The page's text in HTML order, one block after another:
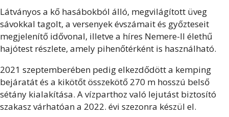
Látványos a kő hasábokból álló, megvilágított üveg
sávokkal tagolt, a versenyek évszámait és győzteseit
megjelenítő idővonal, illetve a híres Nemere-II élethű
hajótest részlete, amely pihenőtérként is használható.
2021 szeptemberében pedig elkezdődött a kemping
bejáratát és a kikötőt összekötő 270 m hosszú belső
sétány kialakítása. A vízparthoz való lejutást biztosító
szakasz várhatóan a 2022. évi szezonra készül el.